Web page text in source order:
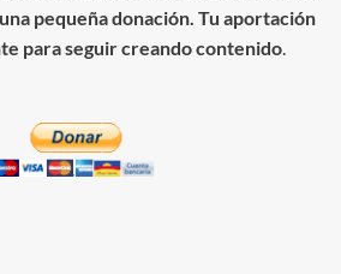
pequeña donación. Tu aportación
para seguir creando contenido.